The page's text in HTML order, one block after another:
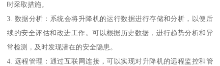
时采取措施。
3. 数据分析：系统会将升降机的运行数据进行存储和分析，以便后
续的安全评估和改进工作。可以根据历史数据，进行趋势分析和异
常检测，及时发现潜在的安全隐患。
4. 远程管理：通过互联网连接，可以实现对升降机的远程监控和管